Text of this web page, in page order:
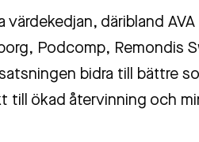
däribland
Podcomp, Remondis
bidra till bättre
till ökad återvinning och